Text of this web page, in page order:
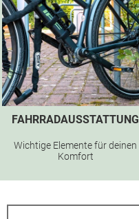
FAHRRADAUSSTATTUNG
Wichtige Elemente für deinen
Komfort